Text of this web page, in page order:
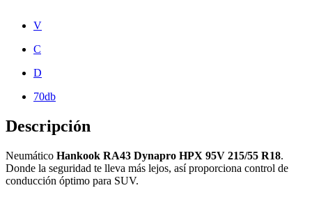
V
C
D
70db
Descripción
Neumático Hankook RA43 Dynapro HPX 95V 215/55 R18.
Donde la seguridad te lleva más lejos, así proporciona control de
conducción óptimo para SUV.